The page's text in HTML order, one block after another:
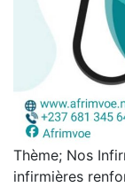
Thème; Nos
infirmières